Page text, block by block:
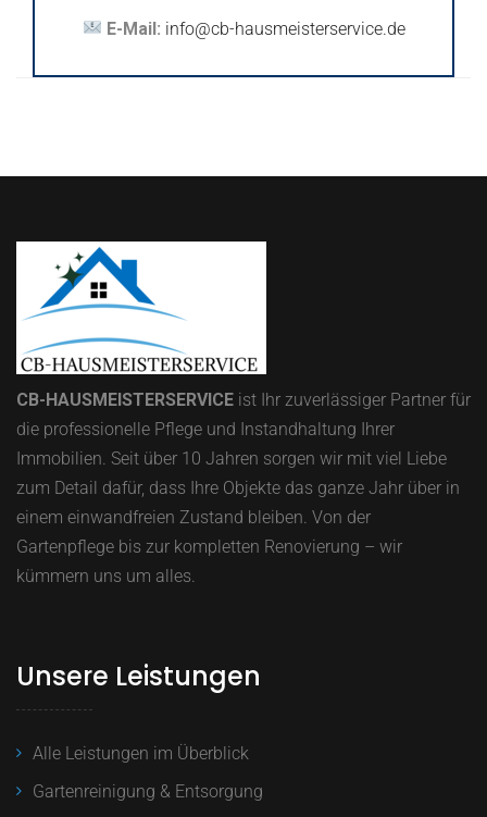
E-Mail: info@cb-hausmeisterservice.de
CB-HAUSMEISTERSERVICE ist Ihr zuverlässiger Partner für
die professionelle Pflege und Instandhaltung Ihrer
Immobilien. Seit über 10 Jahren sorgen wir mit viel Liebe
zum Detail dafür, dass Ihre Objekte das ganze Jahr über in
einem einwandfreien Zustand bleiben. Von der
Gartenpflege bis zur kompletten Renovierung – wir
kümmern uns um alles.
Unsere Leistungen
Alle Leistungen im Überblick
Gartenreinigung & Entsorgung